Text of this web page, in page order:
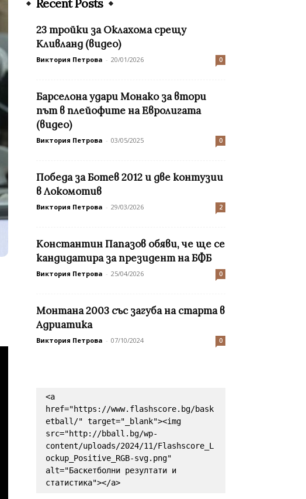
Recent Posts
23 тройки за Оклахома срещу
Кливланд (видео)
Виктория Петрова - 20/01/2026 0
Барселона удари Монако за втори
път в плейофите на Евролигата
(видео)
Виктория Петрова - 03/05/2025 0
Победа за Ботев 2012 и две контузии
в Локомотив
Виктория Петрова - 29/03/2026 2
Константин Папазов обяви, че ще се
кандидатира за президент на БФБ
Виктория Петрова - 25/04/2026 0
Монтана 2003 със загуба на старта в
Адриатика
Виктория Петрова - 07/10/2024 0
<a
href="https://www.flashscore.bg/bask
etball/" target="_blank"><img
src="http://bball.bg/wp-
content/uploads/2024/11/Flashscore_L
ockup_Positive_RGB-svg.png"
alt="Баскетболни резултати и
статистика"></a>